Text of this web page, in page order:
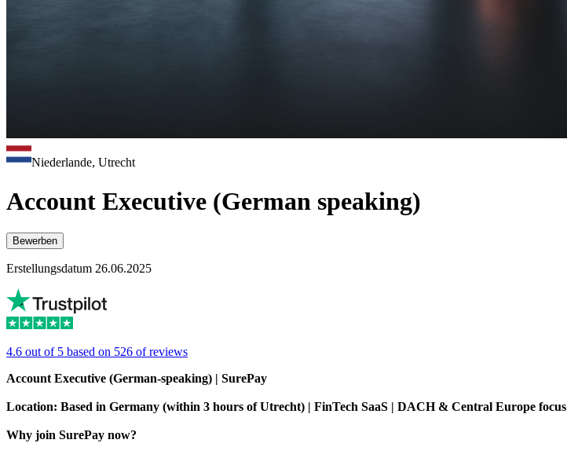
Niederlande, Utrecht
Account Executive (German speaking)
Bewerben
Erstellungsdatum 26.06.2025
4.6 out of 5 based on 526 of reviews
Account Executive (German-speaking) | SurePay
Location: Based in Germany (within 3 hours of Utrecht) | FinTech SaaS | DACH & Central Europe focus
Why join SurePay now?